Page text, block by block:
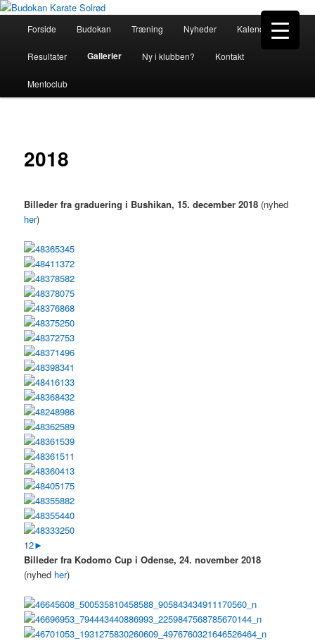
Budokan Karate Solrød
Fortsæt
til
primært
Forside Budokan Træning Nyheder Kalender
Resultater Gallerier Ny i klubben? Kontakt
Mentoclub
2018
Billeder fra graduering i Bushikan, 15. december 2018 (nyhed
her)
12►
Billeder fra Kodomo Cup i Odense, 24. november 2018
(nyhed her)